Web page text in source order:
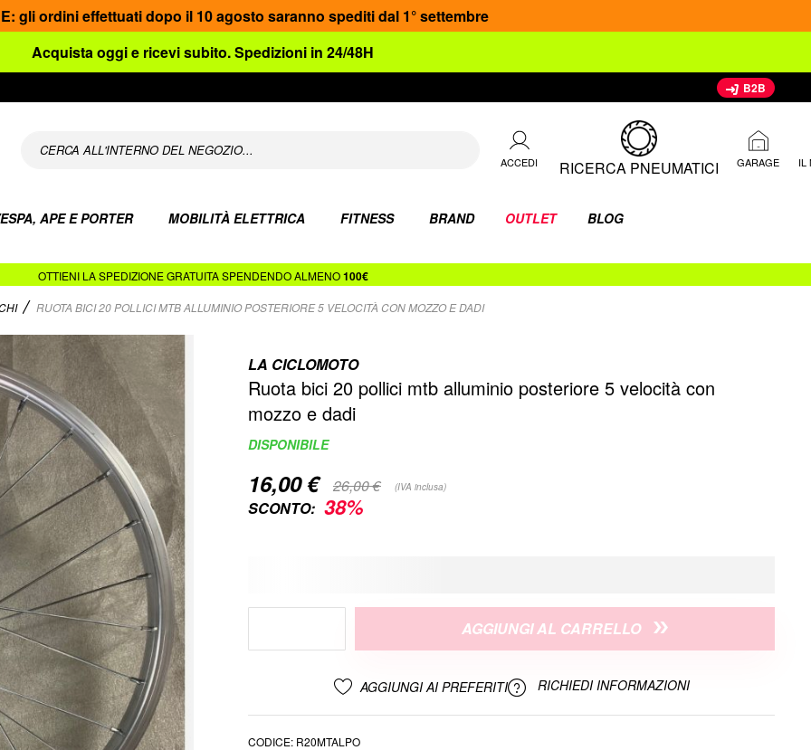
gli ordini effettuati dopo il 10 agosto saranno spediti dal 1° settembre
Acquista oggi e ricevi subito. Spedizioni in 24/48H
B2B
ACCEDI RICERCA PNEUMATICI GARAGE IL
APE E PORTER MOBILITÀ ELETTRICA FITNESS BRAND OUTLET BLOG
OTTIENI LA SPEDIZIONE GRATUITA SPENDENDO ALMENO100€
RUOTA BICI 20 POLLICI MTB ALLUMINIO POSTERIORE 5 VELOCITÀ CON MOZZO E DADI
LA CICLOMOTO
Ruota bici 20 pollici mtb alluminio posteriore 5 velocità con
mozzo e dadi
DISPONIBILE
Special
Price
16,00 € 26,00 € (IVA inclusa)
SCONTO: 38%
AGGIUNGI AL CARRELLO
AGGIUNGI AI PREFERITI RICHIEDI INFORMAZIONI
CODICE R20MTALPO